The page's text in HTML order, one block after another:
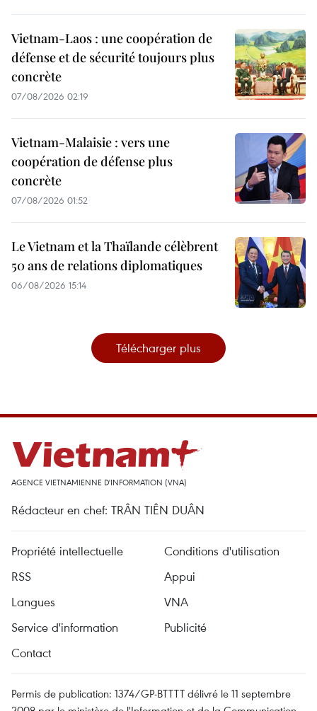
Vietnam-Laos : une coopération de
défense et de sécurité toujours plus
concrète
07/08/2026 02:19
Vietnam-Malaisie : vers une
coopération de défense plus
concrète
07/08/2026 01:52
Le Vietnam et la Thaïlande célèbrent
50 ans de relations diplomatiques
06/08/2026 15:14
Télécharger plus
AGENCE VIETNAMIENNE D'INFORMATION (VNA)
Rédacteur en chef: TRÂN TIÊN DUÂN
Propriété intellectuelle
Conditions d'utilisation
RSS
Appui
Langues
VNA
Service d'information
Publicité
Contact
Permis de publication: 1374/GP-BTTTT délivré le 11 septembre